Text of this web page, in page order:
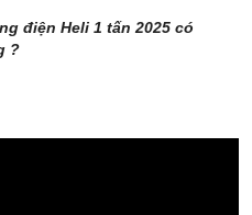
điện Heli 1 tấn 2025 có
?